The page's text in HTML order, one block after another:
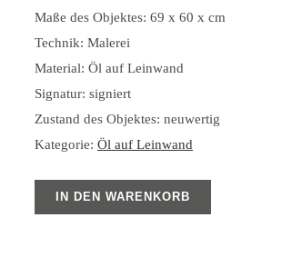
Maße des Objektes: 69 x 60 x cm
Technik: Malerei
Material: Öl auf Leinwand
Signatur: signiert
Zustand des Objektes: neuwertig
Kategorie: Öl auf Leinwand
IN DEN WARENKORB